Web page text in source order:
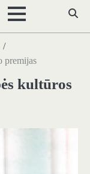
premijas
kultūros